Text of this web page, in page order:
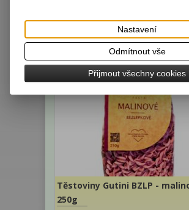
bez DPH:
s DPH:
ks
Těstoviny Gutini BZLP -
250g
Nastavení
Odmítnout vše
Přijmout všechny cookies